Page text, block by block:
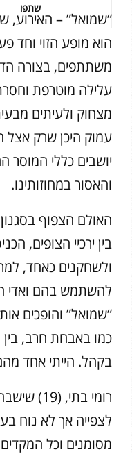
שתפו
“שמואל” – האירוע,
הוא מופע הזוי וחד
משתתפים, בצורה
עלילה מוטרפת
מצחוק ולעיתים
עמוק היכן שרק אצל
יושבים כללי המוסר
והאסור במחוזותינו.
האולם הצפוף
בין ירכיי הצופים,
ולשחקנים כאחד,
להשתמש בהם ואדי
“שמואל” והופכים
כמו באבחת חרב, בין
בקהל. הייתי אחד
רומי
לצפייה אך לא נוח
מסומנים וכל